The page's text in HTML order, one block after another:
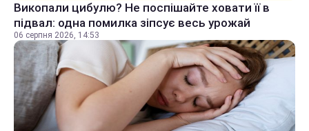
Викопали цибулю? Не поспішайте ховати її в
підвал: одна помилка зіпсує весь урожай
06 серпня 2026, 14:53